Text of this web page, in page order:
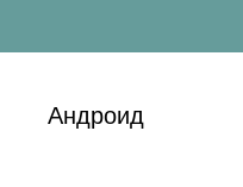
Андроид